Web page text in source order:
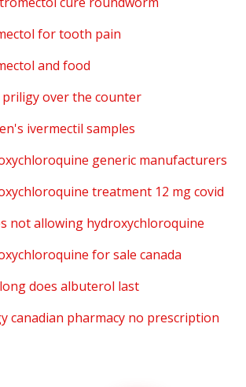
for tooth pain
and food
over the counter
ivermectil samples
generic manufacturers
treatment 12 mg covid
not allowing hydroxychloroquine
for sale canada
does albuterol last
canadian pharmacy no prescription